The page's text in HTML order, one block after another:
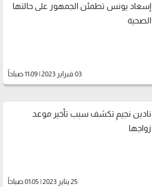
إسعاد يونس تطمئن الجمهور على حالتها
الصحية
03 فبراير 2023 | 11:09 صباحاً
نادين نجيم تكشف سبب تأخير موعد
زواجها
25 يناير 2023 | 01:05 صباحاً